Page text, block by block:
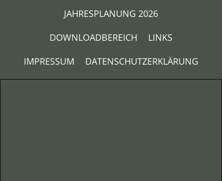
JAHRESPLANUNG 2026
DOWNLOADBEREICH
LINKS
IMPRESSUM
DATENSCHUTZERKLÄRUNG